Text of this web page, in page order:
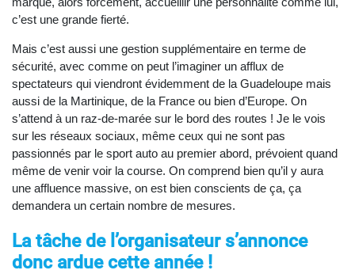
c’est une grande fierté.
Mais c’est aussi une gestion supplémentaire en terme de
sécurité, avec comme on peut l’imaginer un afflux de
spectateurs qui viendront évidemment de la Guadeloupe mais
aussi de la Martinique, de la France ou bien d’Europe. On
s’attend à un raz-de-marée sur le bord des routes ! Je le vois
sur les réseaux sociaux, même ceux qui ne sont pas
passionnés par le sport auto au premier abord, prévoient quand
même de venir voir la course. On comprend bien qu’il y aura
une affluence massive, on est bien conscients de ça, ça
demandera un certain nombre de mesures.
La tâche de l’organisateur s’annonce
donc ardue cette année !